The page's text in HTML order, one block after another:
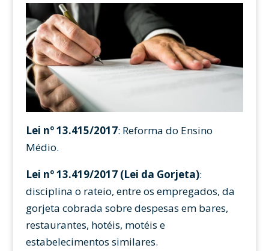
Lei nº 13.415/2017: Reforma do Ensino
Médio.
Lei nº 13.419/2017 (Lei da Gorjeta):
disciplina o rateio, entre os empregados, da
gorjeta cobrada sobre despesas em bares,
restaurantes, hotéis, motéis e
estabelecimentos similares.